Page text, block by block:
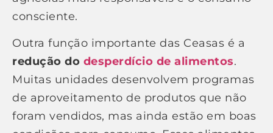
consciente.
Outra função importante das Ceasas é a
redução do desperdício de alimentos.
Muitas unidades desenvolvem programas
de aproveitamento de produtos que não
foram vendidos, mas ainda estão em boas